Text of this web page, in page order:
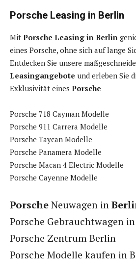
Porsche Leasing in Berlin
Mit Porsche Leasing in Berlin
eines Porsche, ohne sich auf lange
Entdecken Sie unsere
Leasingangebote und erleben Sie
Exklusivität eines Porsche
Porsche 718 Cayman Modelle
Porsche 911 Carrera Modelle
Porsche Taycan Modelle
Porsche Panamera Modelle
Porsche Macan 4 Electric Modelle
Porsche Cayenne Modelle
PorscheNeuwagen in
Porsche Gebrauchtwagen
Porsche Zentrum Berlin
Porsche Modelle kaufen in